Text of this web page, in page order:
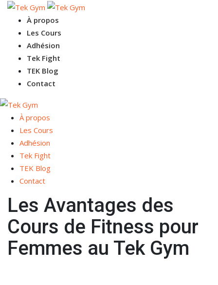
À propos
Les Cours
Adhésion
Tek Fight
TEK Blog
Contact
À propos
Les Cours
Adhésion
Tek Fight
TEK Blog
Contact
Les Avantages des
Cours de Fitness pour
Femmes au Tek Gym